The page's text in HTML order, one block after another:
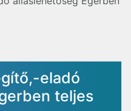
eladó
teljes